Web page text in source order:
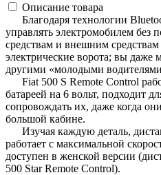
Описание товара
Благодаря технологии
управлять электромобилем без
средствам и внешним
электрические ворота; вы даже
другими «молодыми
Fiat 500 S Remote Control
батареей на 6 вольт, подходит
сопровождать их, даже когда
большой кабине.
Изучая каждую деталь,
работает с максимальной
доступен в женской версии
500 Star Remote Control).